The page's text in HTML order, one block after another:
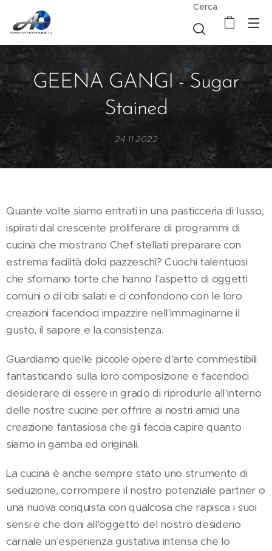
Cerca
GEENA GANGI - Sugar
Stained
24.11.2022
Quante volte siamo entrati in una pasticceria di lusso,
ispirati dal crescente proliferare di programmi di
cucina che mostrano Chef stellati preparare con
estrema facilità dolci pazzeschi? Cuochi talentuosi
che sfornano torte che hanno l'aspetto di oggetti
comuni o di cibi salati e ci confondono con le loro
creazioni facendoci impazzire nell'immaginarne il
gusto, il sapore e la consistenza.
Guardiamo quelle piccole opere d'arte commestibili
fantasticando sulla loro composizione e facendoci
desiderare di essere in grado di riprodurle all'interno
delle nostre cucine per offrire ai nostri amici una
creazione fantasiosa che gli faccia capire quanto
siamo in gamba ed originali.
La cucina è anche sempre stato uno strumento di
seduzione, corrompere il nostro potenziale partner o
una nuova conquista con qualcosa che rapisca i suoi
sensi e che doni all'oggetto del nostro desiderio
carnale un'esperienza gustativa intensa che lo